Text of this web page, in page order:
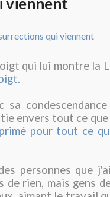
qui lui montre la
sa
envers tout ce
pour tout ce
personnes que
de rien, mais gens